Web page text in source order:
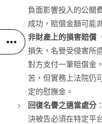
負面影響投入的公關
成功，賠償金額可能
非財產上的損害賠償
損失，名譽受侵害所
對方支付一筆賠償金
苦，但實務上法院仍
定的慰撫金。
回復名譽之適當處分
決被告必須在特定平